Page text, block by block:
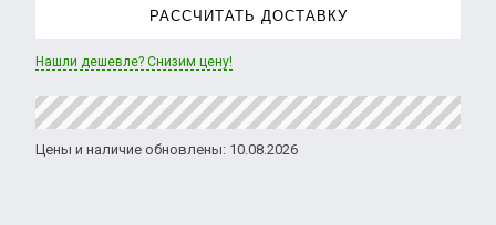
РАССЧИТАТЬ ДОСТАВКУ
Нашли дешевле? Снизим цену!
Цены и наличие обновлены: 10.08.2026